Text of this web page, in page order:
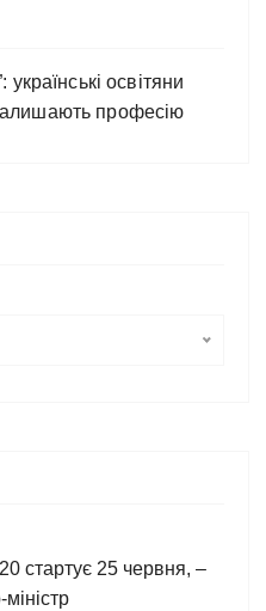
освітяни
професію
стартує 25 червня, –